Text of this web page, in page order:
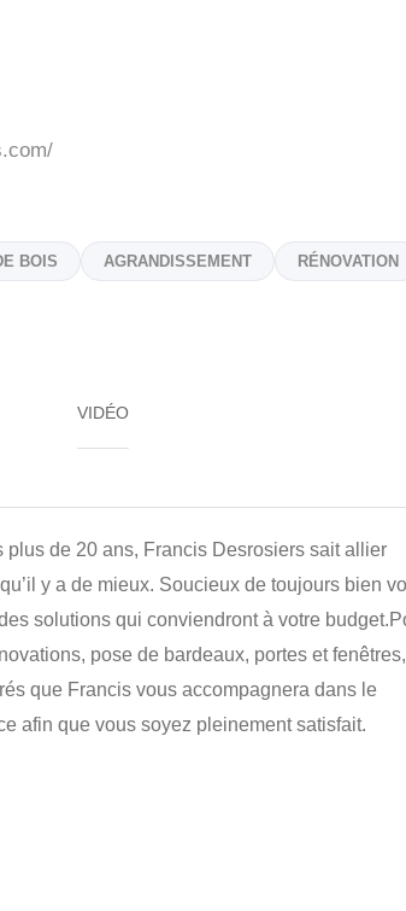
BOIS AGRANDISSEMENT RÉNOVATION
VIDÉO
de 20 ans, Francis Desrosiers sait allier
y a de mieux. Soucieux de toujours bien
solutions qui conviendront à votre
pose de bardeaux, portes et fenêtres,
que Francis vous accompagnera dans le
afin que vous soyez pleinement satisfait.